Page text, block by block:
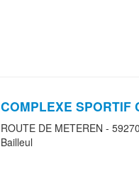
COMPLEXE SPORTIF
ROUTE DE METEREN - 59270
Bailleul